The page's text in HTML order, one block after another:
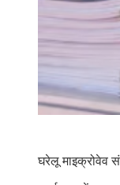
घरेलू माइक्रोवेव